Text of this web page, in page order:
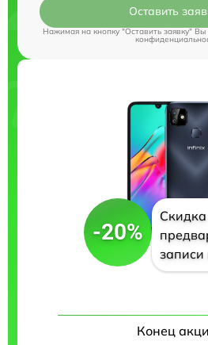
Оставить
Нажимая на кнопку "Оставить заявку"
-20%
записи
Конец